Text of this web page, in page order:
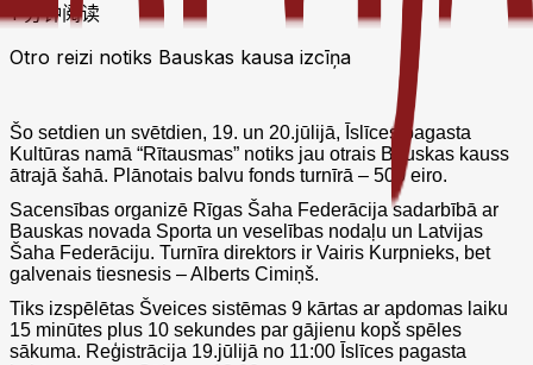
1 分钟阅读
Otro reizi notiks Bauskas kausa izcīņa
Šo setdien un svētdien, 19. un 20.jūlijā, Īslīces pagasta
Kultūras namā “Rītausmas” notiks jau otrais Bauskas kauss
ātrajā šahā. Plānotais balvu fonds turnīrā – 500 eiro.
Sacensības organizē Rīgas Šaha Federācija sadarbībā ar
Bauskas novada Sporta un veselības nodaļu un Latvijas
Šaha Federāciju. Turnīra direktors ir Vairis Kurpnieks, bet
galvenais tiesnesis – Alberts Cimiņš.
Tiks izspēlētas Šveices sistēmas 9 kārtas ar apdomas laiku
15 minūtes plus 10 sekundes par gājienu kopš spēles
sākuma. Reģistrācija 19.jūlijā no 11:00 Īslīces pagasta